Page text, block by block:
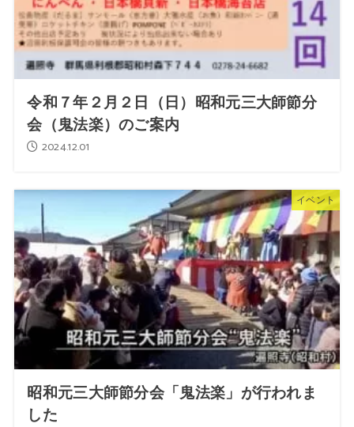
令和７年２月２日（日）昭和元三大師節分
会（鬼法楽）のご案内
2024.12.01
イベント
昭和元三大師節分会「鬼法楽」が行われま
した